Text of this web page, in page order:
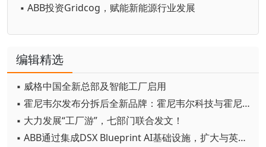
▪ ABB投资Gridcog，赋能新能源行业发展
编辑精选
▪ 威格中国全新总部及智能工厂启用
▪ 霍尼韦尔发布分拆后全新品牌：霍尼韦尔科技与霍尼韦尔航空航天
▪ 大力发展“工厂游”，七部门联合发文！
▪ ABB通过集成DSX Blueprint AI基础设施，扩大与英伟达的合作